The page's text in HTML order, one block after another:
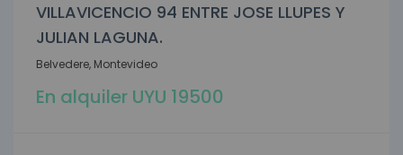
VILLAVICENCIO 94 ENTRE JOSE LLUPES Y
JULIAN LAGUNA.
Belvedere, Montevideo
En alquiler UYU 19500